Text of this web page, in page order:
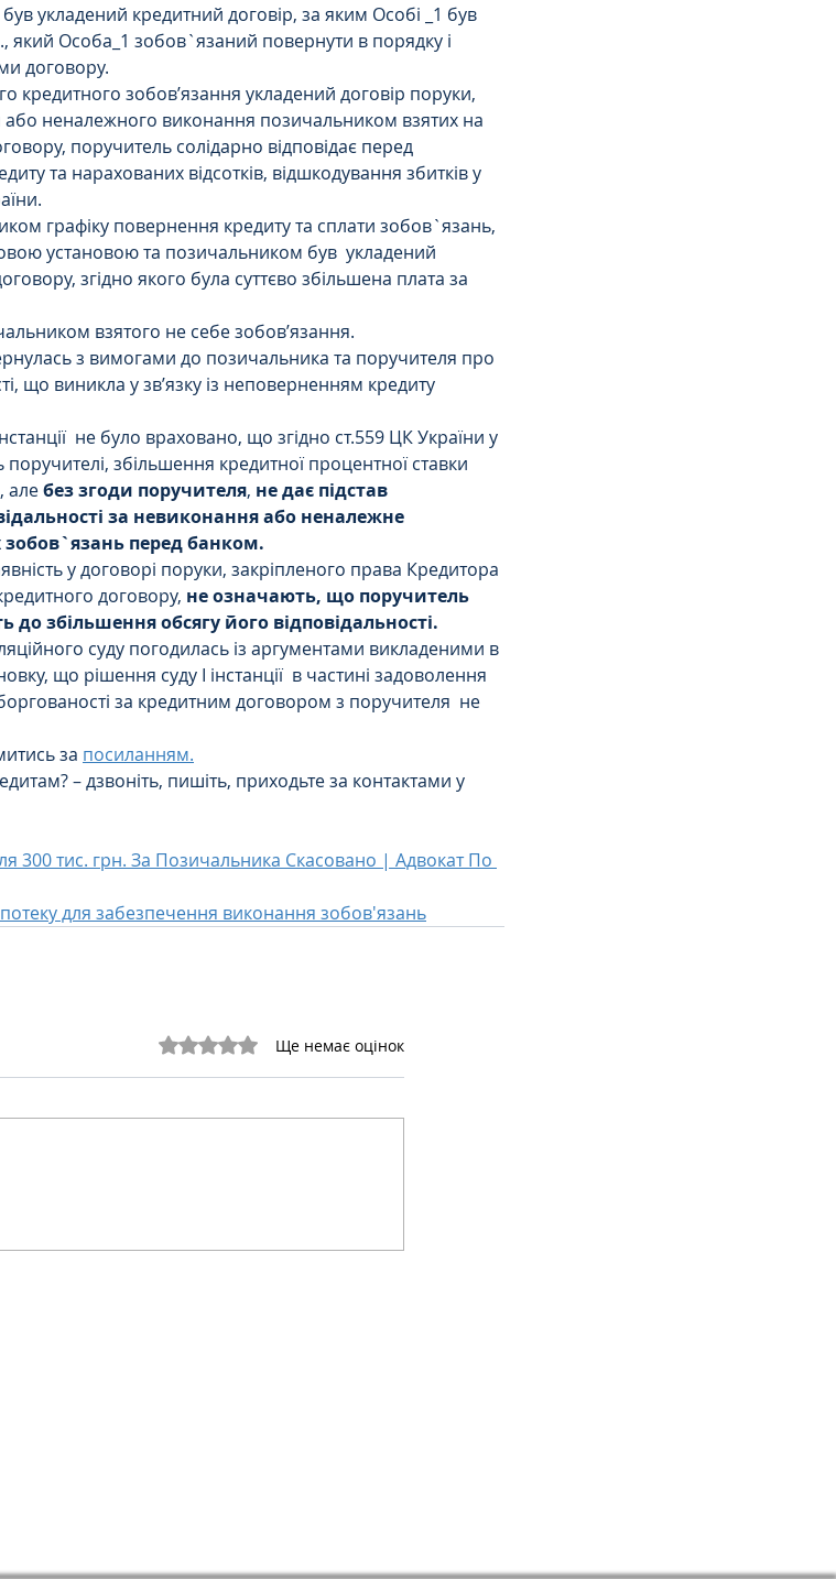
укладений кредитний договір, за яким Особі _1 був
який Особа_1 зобов`язаний повернути в порядку і
договору.
кредитного зобов’язання укладений договір поруки,
або неналежного виконання позичальником взятих на
поручитель солідарно відповідає перед
та нарахованих відсотків, відшкодування збитків у
графіку повернення кредиту та сплати зобов`язань,
установою та позичальником був  укладений
згідно якого була суттєво збільшена плата за
взятого не себе зобов’язання.
з вимогами до позичальника та поручителя про
що виникла у зв’язку із неповерненням кредиту
не було враховано, що згідно ст.559 ЦК України у
збільшення кредитної процентної ставки
але без згоди поручителя, не дає підстав
за невиконання або неналежне
перед банком.
у договорі поруки, закріпленого права Кредитора
договору, не означають, що поручитель
до збільшення обсягу його відповідальності.
суду погодилась із аргументами викладеними в
що рішення суду І інстанції  в частині задоволення
за кредитним договором з поручителя  не
за посиланням.
– дзвоніть, пишіть, приходьте за контактами у
300 тис. грн. За Позичальника Скасовано | Адвокат По
для забезпечення виконання зобов'язань
Оцінка: 0 з 5 зірок.Ще немає оцінок